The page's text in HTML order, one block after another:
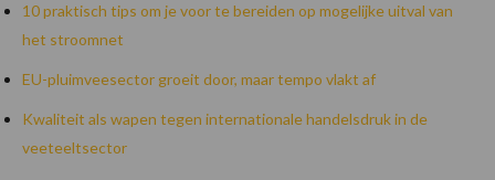
10 praktisch tips om je voor te bereiden op mogelijke uitval van
het stroomnet
EU-pluimveesector groeit door, maar tempo vlakt af
Kwaliteit als wapen tegen internationale handelsdruk in de
veeteeltsector